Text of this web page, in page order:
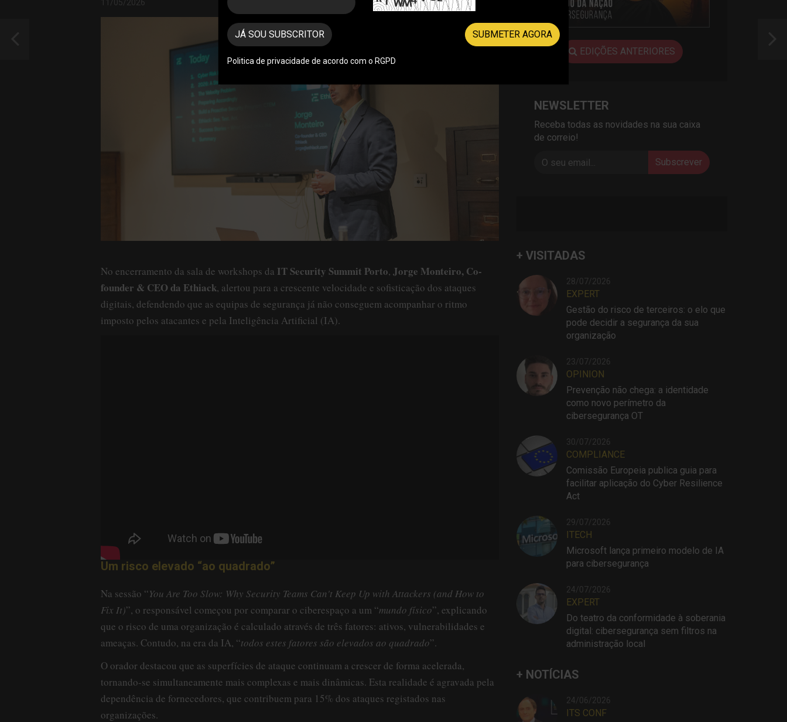
11/05/2026
No encerramento da sala de workshops da IT Security Summit Porto, Jorge Monteiro, Co-
founder & CEO da Ethiack, alertou para a crescente velocidade e sofisticação dos ataques
digitais, defendendo que as equipas de segurança já não conseguem acompanhar o ritmo
imposto pelos atacantes e pela Inteligência Artificial (IA).
Um risco elevado “ao quadrado”
Na sessão “You Are Too Slow: Why Security Teams Can't Keep Up with Attackers (and How to
Fix It)”, o responsável começou por comparar o ciberespaço a um “mundo físico”, explicando
que o risco de uma organização é calculado através de três fatores: ativos, vulnerabilidades e
ameaças. Contudo, na era da IA, “todos estes fatores são elevados ao quadrado”.
O orador destacou que as superfícies de ataque continuam a crescer de forma acelerada,
tornando-se simultaneamente mais complexas e mais dinâmicas. Esta realidade é agravada pela
dependência de fornecedores, que contribuem para 15% dos ataques registados nas
organizações.
EDIÇÕES ANTERIORES
NEWSLETTER
Receba todas as novidades na sua caixa
de correio!
Subscrever
+ VISITADAS
28/07/2026
EXPERT
Gestão do risco de terceiros: o elo que
pode decidir a segurança da sua
organização
23/07/2026
OPINION
Prevenção não chega: a identidade
como novo perímetro da
cibersegurança OT
30/07/2026
COMPLIANCE
Comissão Europeia publica guia para
facilitar aplicação do Cyber Resilience
Act
29/07/2026
ITECH
Microsoft lança primeiro modelo de IA
para cibersegurança
24/07/2026
EXPERT
Do teatro da conformidade à soberania
digital: cibersegurança sem filtros na
administração local
+ NOTÍCIAS
24/06/2026
ITS CONF
JÁ SOU SUBSCRITOR SUBMETER AGORA
Politica de privacidade de acordo com o RGPD